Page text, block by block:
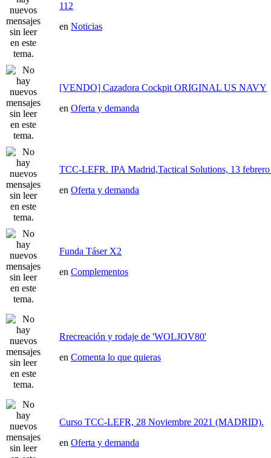
112
en Noticias
[VENDO] Cazadora Cockpit ORIGINAL US NAVY
en Oferta y demanda
TCC-LEFR. IPA Madrid,Tactical Solutions, 13
en Oferta y demanda
Funda Táser X2
en Complementos
Rrecreación y rodaje de 'WOLJOV80'
en Comenta lo que quieras
Curso TCC-LEFR, 28 Noviembre 2021 (MADRID).
en Oferta y demanda